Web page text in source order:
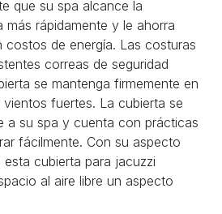
que su spa alcance la
más rápidamente y le ahorra
costos de energía. Las costuras
correas de seguridad
se mantenga firmemente en
fuertes. La cubierta se
a su spa y cuenta con prácticas
fácilmente. Con su aspecto
cubierta para jacuzzi
al aire libre un aspecto